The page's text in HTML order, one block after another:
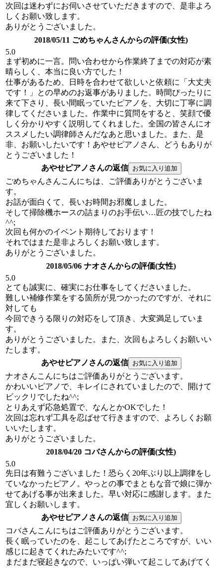
次回は迷わずにお伺いさせていただきますので、是非よろ
しくお願い致します。
ありがとうございました。
2018/05/11 ごめちゃんさんからの評価(女性)
5.0
まず初めに一言。問い合わせから作業終了までの対応が素
晴らしく、本当に良い方でした！
仕事があるため、日時を合わせて欲しいと依頼に「大丈夫
です！」との早めのお返事がありました。時間ぴったりに
来て下さり、長い間眠っていたピアノを、大切に丁寧に調
律してくださいました。作業中に質問をすると、笑顔で優
しく分かりやすく説明してくれました。全国の皆さんにオ
ススメしたい調律師さんだなあと思いました。また、是
非、お願いしたいです！あやせピアノさん、どうもありが
とうございました！
あやせピアノさんの返信
ごめちゃんさんこんにちは、ご評価ありがとうございま
す。
お話が面白くて、長いお時間お邪魔しました。
そして掃除機ホースの詰まりのお手伝い…匠の技でしたね
^^;
次回も何かのイベント期待しております！
それではまた是非よろしくお願い致します。
ありがとうございました。
2018/05/06 ナオさんからの評価(女性)
5.0
とても誠実に、確実にお仕事をしてくださいました。
難しい補修作業をする箇所が見つかったのですが、それに
対しても
今回できうる限りの対応をして頂き、大変満足していま
す。
ありがとうございました。また、次回もよろしくお願いい
たします。
あやせピアノさんの返信
ナオさんこんにちはご評価ありがとうございます。
かわいいピアノで、キレイにされていましたので、開けて
ビックリでしたね^^;
とりあえず応急処置で、なんとかOKでした！
次回は忘れず工具を忍ばせて行きますので、よろしくお願
いいたします。
ありがとうございました。
2018/04/20 コバさんからの評価(女性)
5.0
先日は有難うございました！恐らく20年ぶり以上調律をし
ていなかったピアノ。やっとの事でまともな音で娘に弾か
せてあげる事が出来ました。早い対応に感謝します。また
宜しくお願いします。
あやせピアノさんの返信
コバさんこんにちはご評価ありがとうございます。
長く眠っていたのを、起こしてあげたところですが、いい
感じに起きてくれたみたいです^^;
まだまだ寝起きなので、いっぱい弾いて起こしてあげてく